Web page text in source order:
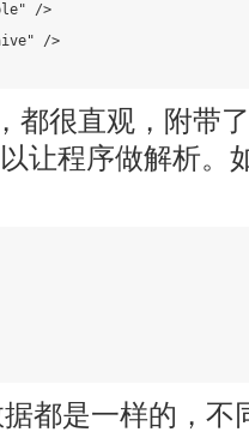
/>
/>
都很直观，附带
让程序做解析。
都是一样的，不